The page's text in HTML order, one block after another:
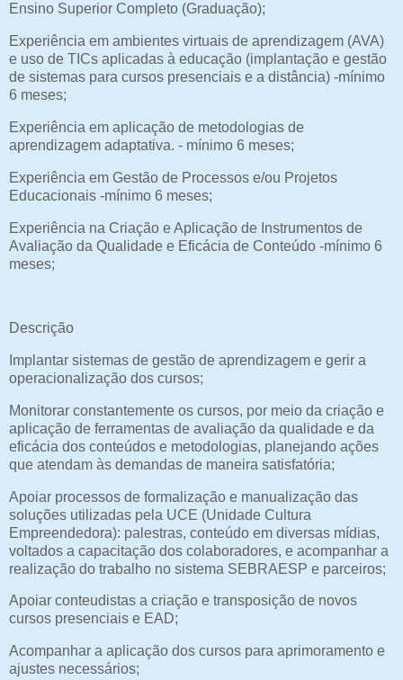
Ensino Superior Completo (Graduação);
Experiência em ambientes virtuais de aprendizagem (AVA)
e uso de TICs aplicadas à educação (implantação e gestão
de sistemas para cursos presenciais e a distância) -mínimo
6 meses;
Experiência em aplicação de metodologias de
aprendizagem adaptativa. - mínimo 6 meses;
Experiência em Gestão de Processos e/ou Projetos
Educacionais -mínimo 6 meses;
Experiência na Criação e Aplicação de Instrumentos de
Avaliação da Qualidade e Eficácia de Conteúdo -mínimo 6
meses;
Descrição
Implantar sistemas de gestão de aprendizagem e gerir a
operacionalização dos cursos;
Monitorar constantemente os cursos, por meio da criação e
aplicação de ferramentas de avaliação da qualidade e da
eficácia dos conteúdos e metodologias, planejando ações
que atendam às demandas de maneira satisfatória;
Apoiar processos de formalização e manualização das
soluções utilizadas pela UCE (Unidade Cultura
Empreendedora): palestras, conteúdo em diversas mídias,
voltados a capacitação dos colaboradores, e acompanhar a
realização do trabalho no sistema SEBRAESP e parceiros;
Apoiar conteudistas a criação e transposição de novos
cursos presenciais e EAD;
Acompanhar a aplicação dos cursos para aprimoramento e
ajustes necessários;